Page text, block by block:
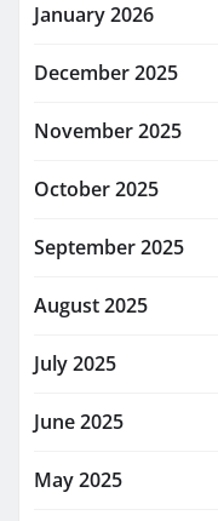
January 2026
December 2025
November 2025
October 2025
September 2025
August 2025
July 2025
June 2025
May 2025